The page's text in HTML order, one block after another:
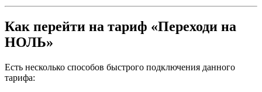
Как перейти на тариф «Переходи на
НОЛЬ»
Есть несколько способов быстрого подключения данного
тарифа: